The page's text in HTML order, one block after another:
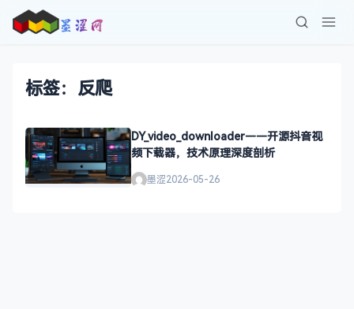
标签：反爬
DY_video_downloader——开源抖音视
频下载器，技术原理深度剖析
墨涩2026-05-26